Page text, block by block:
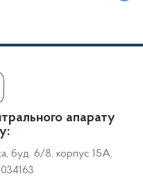
апарату
буд. 6/8, корпус 15А,